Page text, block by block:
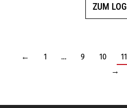
ZUM
← 1 … 9 10 11
→